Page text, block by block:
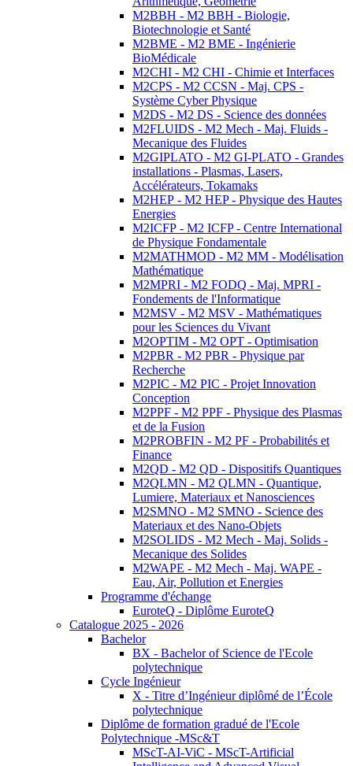
M2BBH - M2 BBH - Biologie,
Biotechnologie et Santé
M2BME - M2 BME - Ingénierie
BioMédicale
M2CHI - M2 CHI - Chimie et Interfaces
M2CPS - M2 CCSN - Maj. CPS -
Système Cyber Physique
M2DS - M2 DS - Science des données
M2FLUIDS - M2 Mech - Maj. Fluids -
Mecanique des Fluides
M2GIPLATO - M2 GI-PLATO - Grandes
installations - Plasmas, Lasers,
Accélérateurs, Tokamaks
M2HEP - M2 HEP - Physique des Hautes
Energies
M2ICFP - M2 ICFP - Centre International
de Physique Fondamentale
M2MATHMOD - M2 MM - Modélisation
Mathématique
M2MPRI - M2 FODQ - Maj. MPRI -
Fondements de l'Informatique
M2MSV - M2 MSV - Mathématiques
pour les Sciences du Vivant
M2OPTIM - M2 OPT - Optimisation
M2PBR - M2 PBR - Physique par
Recherche
M2PIC - M2 PIC - Projet Innovation
Conception
M2PPF - M2 PPF - Physique des Plasmas
et de la Fusion
M2PROBFIN - M2 PF - Probabilités et
Finance
M2QD - M2 QD - Dispositifs Quantiques
M2QLMN - M2 QLMN - Quantique,
Lumiere, Materiaux et Nanosciences
M2SMNO - M2 SMNO - Science des
Materiaux et des Nano-Objets
M2SOLIDS - M2 Mech - Maj. Solids -
Mecanique des Solides
M2WAPE - M2 Mech - Maj. WAPE -
Eau, Air, Pollution et Energies
Programme d'échange
EuroteQ - Diplôme EuroteQ
Catalogue 2025 - 2026
Bachelor
BX - Bachelor of Science de l'Ecole
polytechnique
Cycle Ingénieur
X - Titre d’Ingénieur diplômé de l’École
polytechnique
Diplôme de formation gradué de l'Ecole
Polytechnique -MSc&T
MScT-AI-ViC - MScT-Artificial